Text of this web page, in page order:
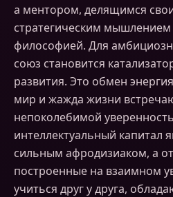
а ментором, делящимся
стратегическим
философией. Для
союз становится
развития. Это обмен
мир и жажда жизни
непоколебимой
интеллектуальный капитал
сильным афродизиаком, а
построенные на взаимном
учиться друг у друга,